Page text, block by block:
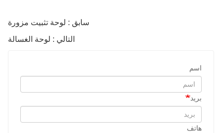
سابق : لوحة تثبيت مزورة
التالي : لوحة الغسالة
اسم
بريد
هاتف